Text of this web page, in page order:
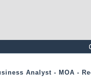
Analyst - MOA -